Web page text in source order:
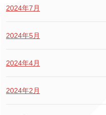
2024年7月
2024年5月
2024年4月
2024年2月